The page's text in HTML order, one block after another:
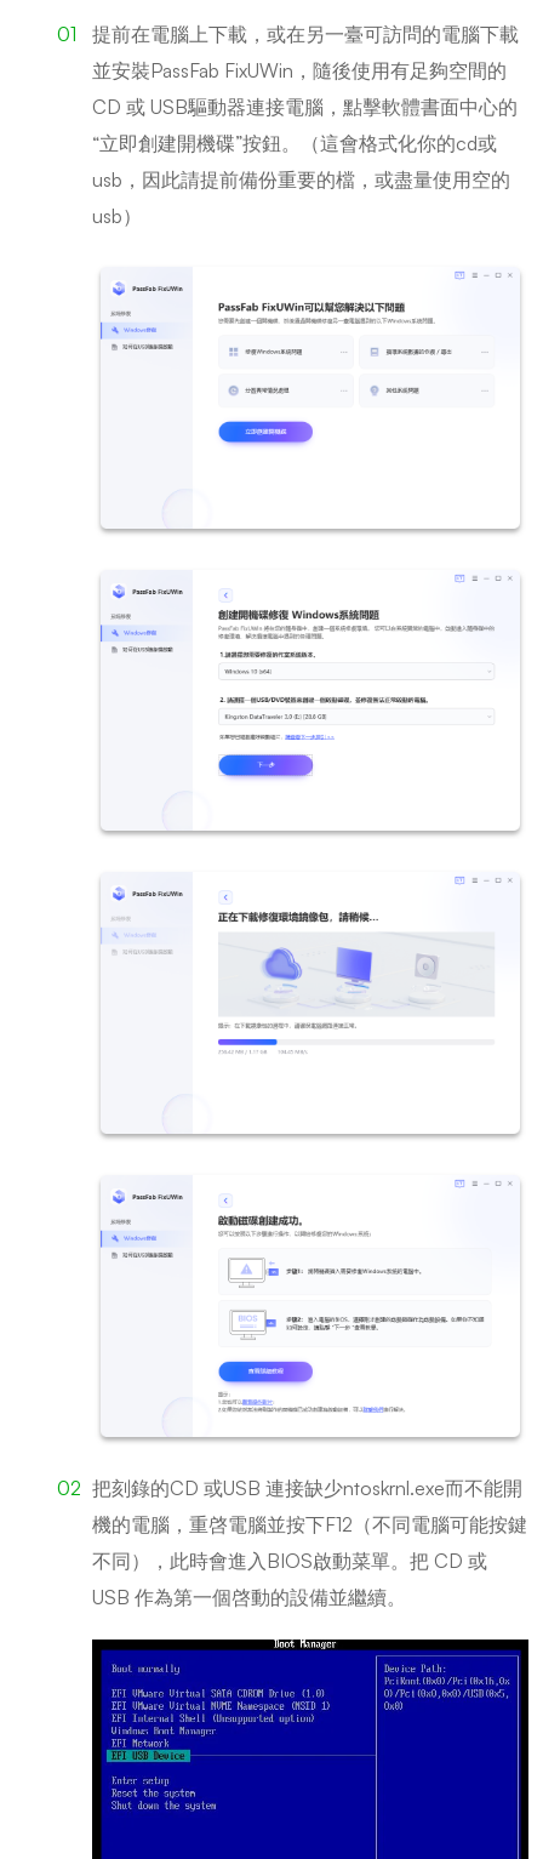
提前在電腦上下載，或在另一臺可訪問的電腦下載
並安裝PassFab FixUWin，隨後使用有足夠空間的
CD 或 USB驅動器連接電腦，點擊軟體書面中心的
“立即創建開機碟”按鈕。（這會格式化你的cd或
usb，因此請提前備份重要的檔，或盡量使用空的
usb）
把刻錄的CD 或USB 連接缺少ntoskrnl.exe而不能開
機的電腦，重啓電腦並按下F12（不同電腦可能按鍵
不同），此時會進入BIOS啟動菜單。把 CD 或
USB 作為第一個啓動的設備並繼續。